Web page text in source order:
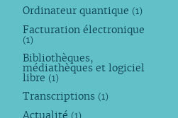
Ordinateur quantique (1)
Facturation électronique
(1)
Bibliothèques,
médiathèques et logiciel
libre (1)
Transcriptions (1)
Actualité (1)